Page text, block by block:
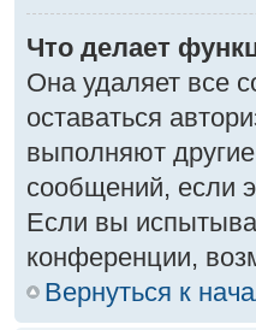
Что делает
Она удаляет все
оставаться
выполняют
сообщений, если
Если вы
конференции,
Вернуться к